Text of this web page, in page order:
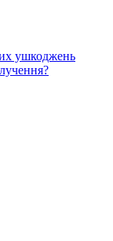
ушкоджень